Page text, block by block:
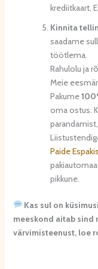
krediitkaart,
Kinnita
saadame
töötlema.
Rahulolu ja
Meie
Pakume
oma ostus.
Paide Espakis
pikkune.
Kas sul on
meeskond aitab sind
värvimisteenust, loe